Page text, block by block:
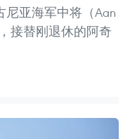
尼亚海军中将（Aan
接替刚退休的阿奇